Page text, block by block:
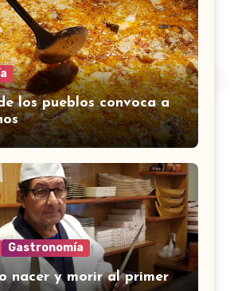
los pueblos convoca a
Gastronomía
nacer y morir al primer